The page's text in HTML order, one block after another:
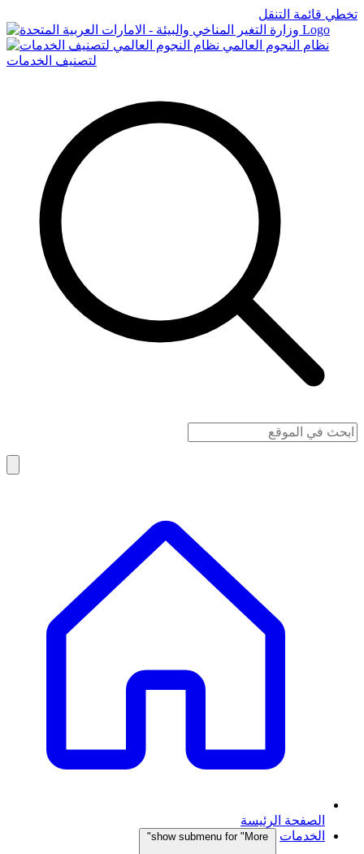
تخطي قائمة التنقل
Logo
نظام النجوم العالمي
لتصنيف الخدمات
الصفحة الرئيسة
الخدمات
show submenu for "More"